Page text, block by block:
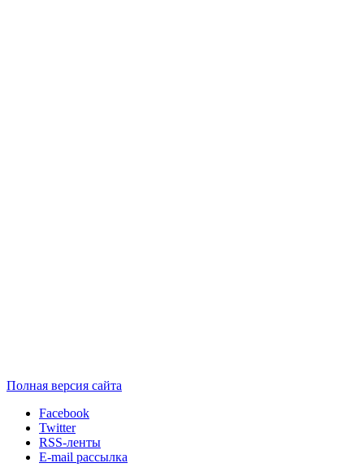
Полная версия сайта
Facebook
Twitter
RSS-ленты
E-mail рассылка